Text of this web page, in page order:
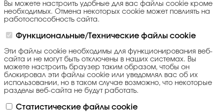
Вы можете настроить удобные для вас файлы cookie кроме
необходимых. Отмена некоторых cookie может повлиять на
работоспособность сайта.
Функциональные/Технические файлы cookie
Эти файлы cookie необходимы для функционирования веб-
сайта и не могут быть отключены в наших системах. Вы
можете настроить браузер таким образом, чтобы он
блокировал эти файлы cookie или уведомлял вас об их
использовании, но в таком случае возможно, что некоторые
разделы веб-сайта не будут работать.
Статистические файлы cookie